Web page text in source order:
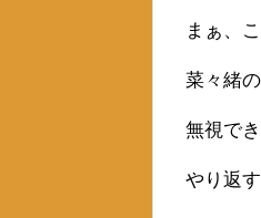
まぁ、
菜々緒
無視でき
やり返